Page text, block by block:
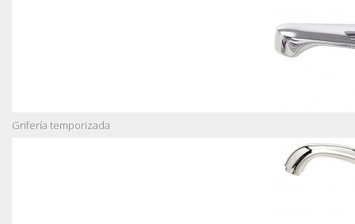
Grifería temporizada